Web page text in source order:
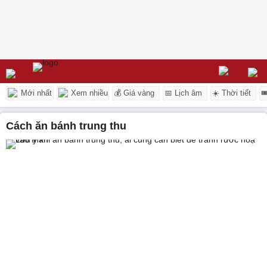
Mới nhất Xem nhiều 💰 Giá vàng 📅 Lịch âm ☀️ Thời tiết
cách ăn bánh trung thu